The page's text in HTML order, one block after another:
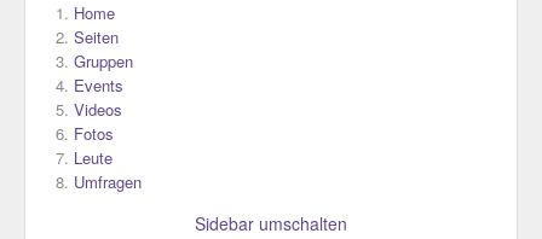
Home
Seiten
Gruppen
Events
Videos
Fotos
Leute
Umfragen
Sidebar umschalten